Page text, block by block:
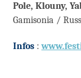
Pole, Klouny,
Gamisonia /
Infos :